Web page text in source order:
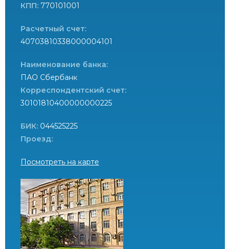
КПП: 770101001
Расчетный счет:
40703810338000004101
Наименование банка:
ПАО Сбербанк
Корреспондентский счет:
30101810400000000225
БИК: 044525225
Проезд:
Посмотреть на карте